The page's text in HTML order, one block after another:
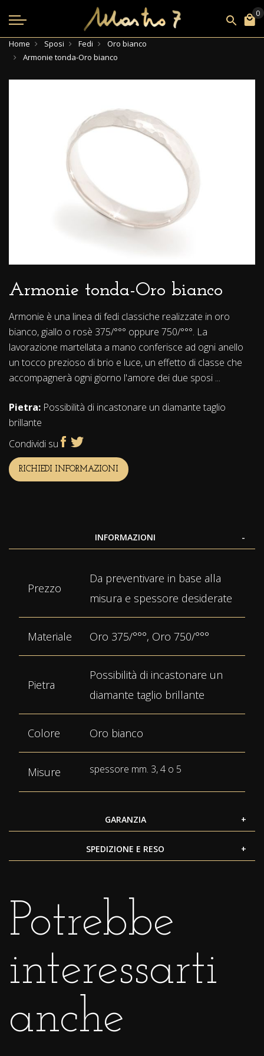
Home Sposi Fedi
Oro bianco
Armonie tonda-Oro bianco
Armonie tonda-Oro bianco
Armonie è una linea di fedi classiche realizzate in oro
bianco, giallo o rosè 375/°°° oppure 750/°°°. La
lavorazione martellata a mano conferisce ad ogni anello
un tocco prezioso di brio e luce, un effetto di classe che
accompagnerà ogni giorno l'amore dei due sposi ...
Pietra: Possibilità di incastonare un diamante taglio
brillante
Condividi su
RICHIEDI INFORMAZIONI
INFORMAZIONI
Prezzo
Da preventivare in base alla
misura e spessore desiderate
Materiale Oro 375/°°°, Oro 750/°°°
Pietra
Possibilità di incastonare un
diamante taglio brillante
Colore Oro bianco
Misure spessore mm. 3, 4 o 5
GARANZIA
SPEDIZIONE E RESO
Potrebbe
interessarti
anche